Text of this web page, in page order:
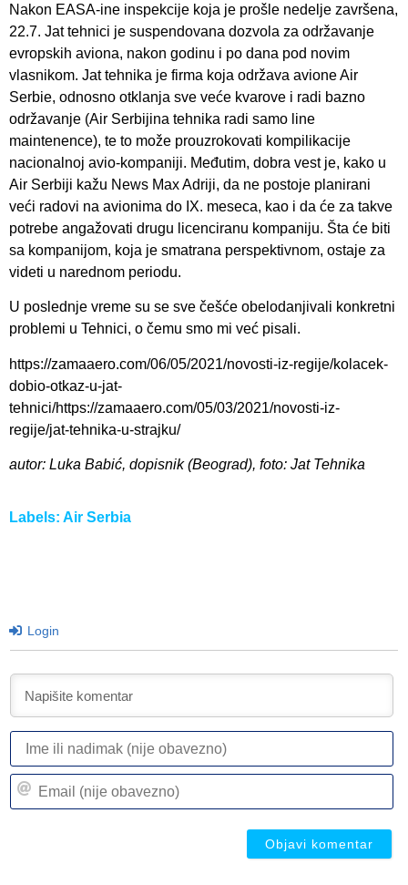
Nakon EASA-ine inspekcije koja je prošle nedelje završena,
22.7. Jat tehnici je suspendovana dozvola za održavanje
evropskih aviona, nakon godinu i po dana pod novim
vlasnikom. Jat tehnika je firma koja održava avione Air
Serbie, odnosno otklanja sve veće kvarove i radi bazno
održavanje (Air Serbijina tehnika radi samo line
maintenence), te to može prouzrokovati kompilikacije
nacionalnoj avio-kompaniji. Međutim, dobra vest je, kako u
Air Serbiji kažu News Max Adriji, da ne postoje planirani
veći radovi na avionima do IX. meseca, kao i da će za takve
potrebe angažovati drugu licenciranu kompaniju. Šta će biti
sa kompanijom, koja je smatrana perspektivnom, ostaje za
videti u narednom periodu.
U poslednje vreme su se sve češće obelodanjivali konkretni
problemi u Tehnici, o čemu smo mi već pisali.
https://zamaaero.com/06/05/2021/novosti-iz-regije/kolacek-
dobio-otkaz-u-jat-
tehnici/https://zamaaero.com/05/03/2021/novosti-iz-
regije/jat-tehnika-u-strajku/
autor: Luka Babić, dopisnik (Beograd), foto: Jat Tehnika
Labels: Air Serbia
Login